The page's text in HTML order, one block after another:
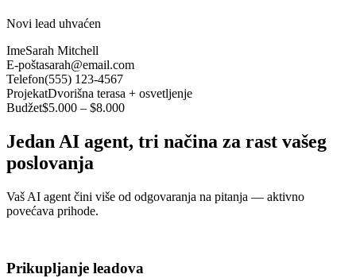
Novi lead uhvaćen
ImeSarah Mitchell
E-poštasarah@email.com
Telefon(555) 123-4567
ProjekatDvorišna terasa + osvetljenje
Budžet$5.000 – $8.000
Jedan AI agent, tri načina za rast vašeg
poslovanja
Vaš AI agent čini više od odgovaranja na pitanja — aktivno
povećava prihode.
Prikupljanje leadova